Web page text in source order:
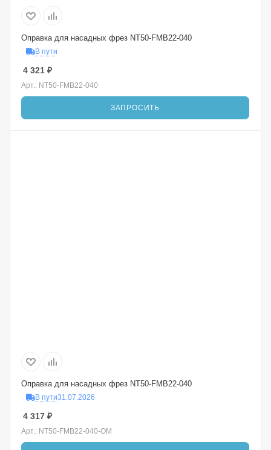
Оправка для насадных фрез NT50-FMB22-040
В пути
4 321 ₽
Арт.: NT50-FMB22-040
ЗАПРОСИТЬ
Оправка для насадных фрез NT50-FMB22-040
В пути31.07.2026
4 317 ₽
Арт.: NT50-FMB22-040-OM